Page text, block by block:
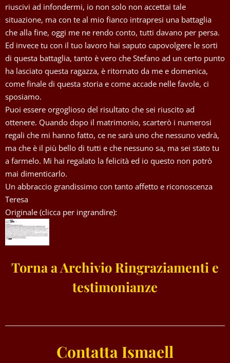
riuscivi ad infondermi, io non solo non accettai tale
situazione, ma con te al mio fianco intrapresi una battaglia
che alla fine, oggi me ne rendo conto, tutti davano per persa.
Ed invece tu con il tuo lavoro hai saputo capovolgere le sorti
di questa battaglia, tanto è vero che Stefano ad un certo punto
ha lasciato questa ragazza, è ritornato da me e domenica,
come finale di questa storia e come accade nelle favole, ci
sposiamo.
Puoi essere orgoglioso del risultato che sei riuscito ad
ottenere. Quando dopo il matrimonio, scarterò i numerosi
regali che mi hanno fatto, ce ne sarà uno che nessuno vedrà,
ma che è il più bello di tutti e che nessuno sa, ma sei stato tu
a farmelo. Mi hai regalato la felicità ed io questo non potrò
mai dimenticarlo.
Un abbraccio grandissimo con tanto affetto e riconoscenza
Teresa
Originale (clicca per ingrandire):
Torna a Archivio Ringraziamenti e
testimonianze
Contatta Ismaell